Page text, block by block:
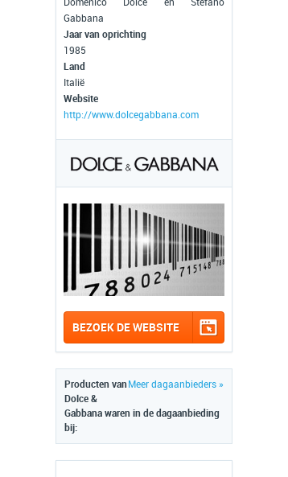
Domenico Dolce en Stefano
Gabbana
Jaar van oprichting
1985
Land
Italië
Website
http://www.dolcegabbana.com
BEZOEK DE WEBSITE
Meer dagaanbieders »
Producten van
Dolce &
Gabbana waren in de dagaanbieding
bij: